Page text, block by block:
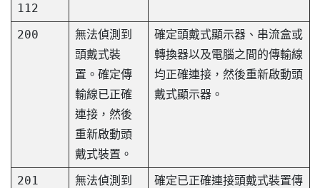
112
200
無法偵測到
頭戴式裝
置。確定傳
輸線已正確
連接，然後
重新啟動頭
戴式裝置。
確定頭戴式顯示器、串流盒或
轉換器以及電腦之間的傳輸線
均正確連接，然後重新啟動頭
戴式顯示器。
201
無法偵測到
確定已正確連接頭戴式裝置傳